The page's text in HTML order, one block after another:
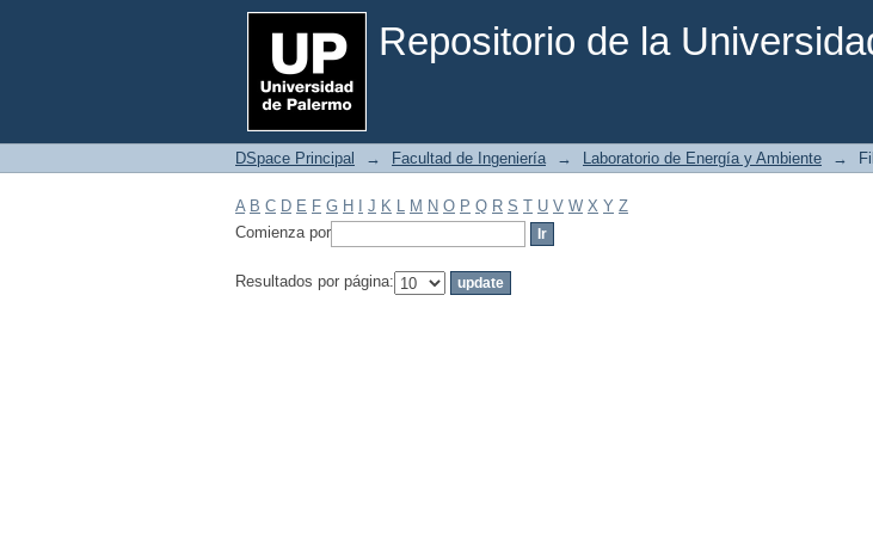
Repositorio de la
Filtrar por: Materia
DSpace Principal → Facultad de Ingeniería → Laboratorio de Energía y Ambiente →
A B C D E F G H J K L M N O P Q R S T U V W X Y Z
Comienza por
Resultados por página: